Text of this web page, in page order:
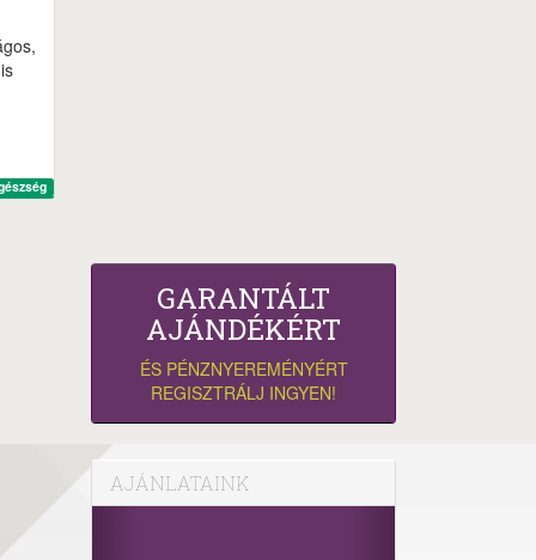
GARANTÁLT
AJÁNDÉKÉRT
ÉS PÉNZNYEREMÉNYÉRT
REGISZTRÁLJ INGYEN!
AJÁNLATAINK